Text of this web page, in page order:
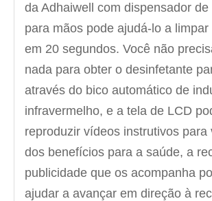
da Adhaiwell com dispensador
para mãos pode ajudá-lo a
em 20 segundos. Você não
nada para obter o desinfetante
através do bico automático de
infravermelho, e a tela de LCD
reproduzir vídeos instrutivos para
dos benefícios para a saúde, a
publicidade que os acompanha
ajudar a avançar em direção à